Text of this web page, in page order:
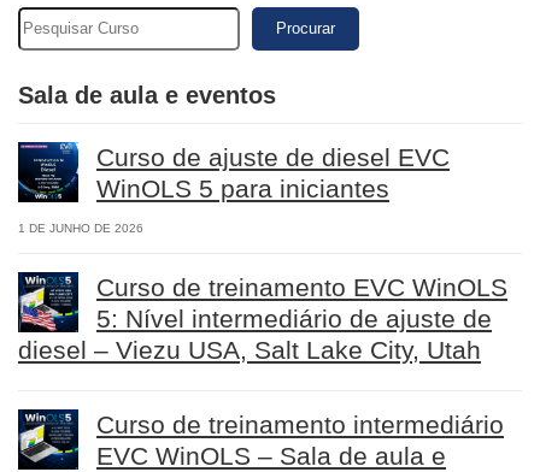
Procurar
Sala de aula e eventos
Curso de ajuste de diesel EVC
WinOLS 5 para iniciantes
1 DE JUNHO DE 2026
Curso de treinamento EVC WinOLS
5: Nível intermediário de ajuste de
diesel – Viezu USA, Salt Lake City, Utah
Curso de treinamento intermediário
EVC WinOLS – Sala de aula e